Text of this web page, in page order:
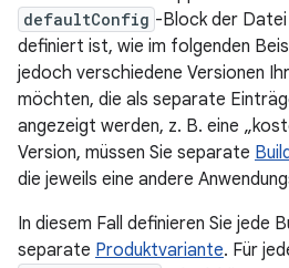
defaultConfig -Block der Datei
definiert ist, wie im folgenden
jedoch verschiedene Versionen
möchten, die als separate
angezeigt werden, z. B. eine
Version, müssen Sie separate
die jeweils eine andere
In diesem Fall definieren Sie jede
separate Produktvariante. Für